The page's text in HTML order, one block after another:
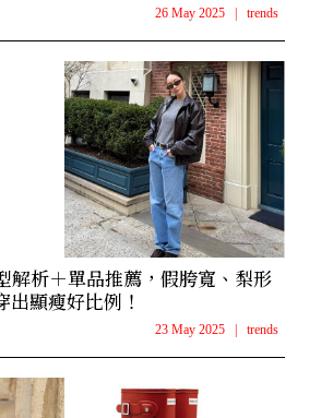
26 May 2025 trends
解析＋單品推薦，假胯寬、梨形
顯瘦好比例！
23 May 2025 trends